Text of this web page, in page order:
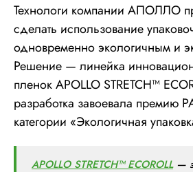
Технологи компании АПОЛЛО
сделать использование
одновременно экологичным и
Решение — линейка
пленок APOLLO STRETCH™
разработка завоевала премию
категории «Экологичная
APOLLO STRETCH™ ECOROLL—